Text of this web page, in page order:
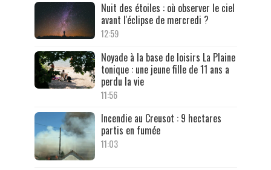
Nuit des étoiles : où observer le ciel
avant l'éclipse de mercredi ?
12:59
Noyade à la base de loisirs La Plaine
tonique : une jeune fille de 11 ans a
perdu la vie
11:56
Incendie au Creusot : 9 hectares
partis en fumée
11:03